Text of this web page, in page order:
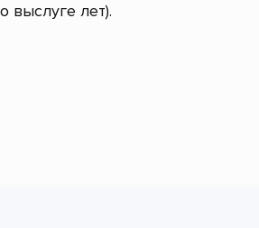
выслуге лет).